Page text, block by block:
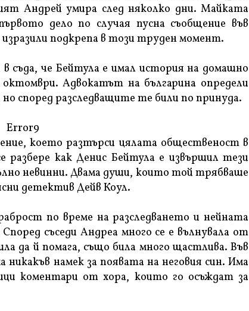
Андрей умира след няколко дни. Майката
дело по случая пусна съобщение във
изразили подкрепа в този труден момент.
съда, че Бейтула е имал история на домашно
Адвокатът на българина определи
според разследващите те били по принуда.
Error9
което разтърси цялата общественост в
разбере как Денис Бейтула е извършил тези
невинни. Двама души, които той трябваше
детектив Дейв Коул.
по време на разследването и нейната
съседи Андреа много се е вълнувала от
да й помага, също била много щастлива. Във
намек за появата на неговия син. Има
коментари от хора, които го осъждат за